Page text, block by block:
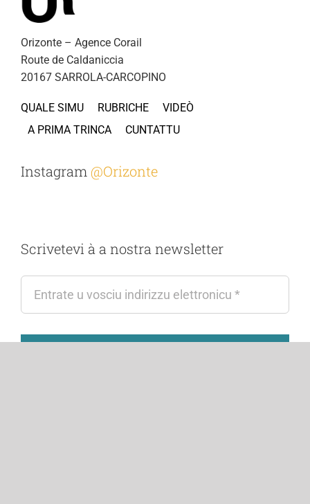
Orizonte – Agence Corail
Route de Caldaniccia
20167 SARROLA-CARCOPINO
QUALE SIMU RUBRICHE
VIDEÒ
A PRIMA TRINCA
CUNTATTU
Instagram @Orizonte
Scrivetevi à a nostra newsletter